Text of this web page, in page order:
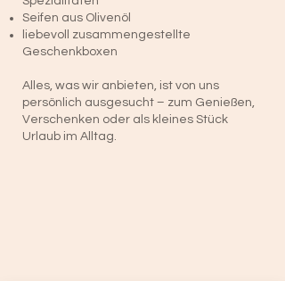
Seifen aus Olivenöl
liebevoll zusammengestellte
Geschenkboxen
Alles, was wir anbieten, ist von uns
persönlich ausgesucht – zum Genießen,
Verschenken oder als kleines Stück
Urlaub im Alltag.